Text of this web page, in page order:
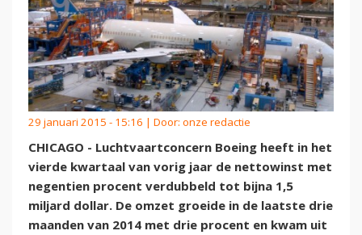
29 januari 2015 - 15:16 | Door: onze redactie
CHICAGO - Luchtvaartconcern Boeing heeft in het
vierde kwartaal van vorig jaar de nettowinst met
negentien procent verdubbeld tot bijna 1,5
miljard dollar. De omzet groeide in de laatste drie
maanden van 2014 met drie procent en kwam uit